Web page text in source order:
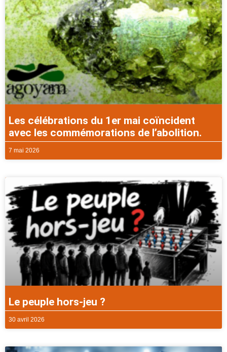
Les célébrations du 1er mai coïncident
avec les commémorations de l’abolition.
7 mai 2026
Le peuple hors-jeu ?
30 avril 2026